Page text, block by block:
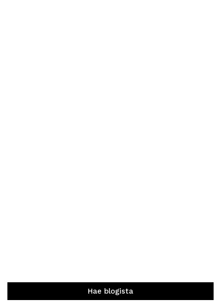
Hae blogista